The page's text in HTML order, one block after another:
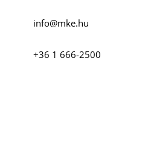
info@mke.hu
+36 1 666-2500